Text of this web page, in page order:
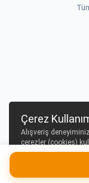
Çerez
Alışveriş
çerezler (cookies)
Politikasısayfamızı